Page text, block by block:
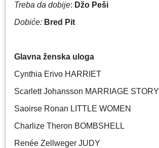
Treba da dobije: Džo Peši
Dobiće: Bred Pit
Glavna ženska uloga
Cynthia Erivo HARRIET
Scarlett Johansson MARRIAGE STORY
Saoirse Ronan LITTLE WOMEN
Charlize Theron BOMBSHELL
Renée Zellweger JUDY